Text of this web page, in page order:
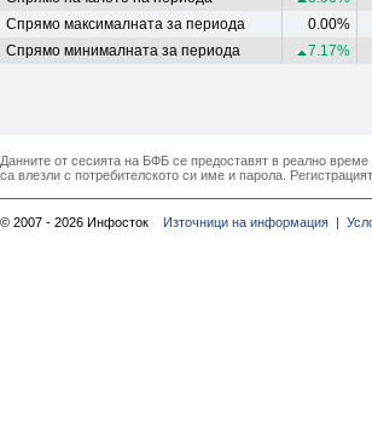
Спрямо максималната за периода
0.00%
Спрямо минималната за периода
7.17%
Данните от сесията на БФБ се предоставят в реално
са влезли с потребителското си име и парола.
© 2007 - 2026 Инфосток Източници на информация |